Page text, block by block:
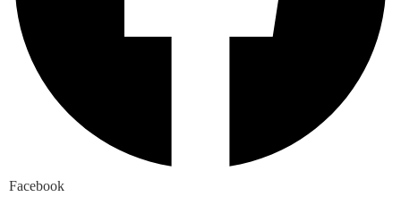
Facebook